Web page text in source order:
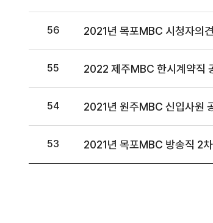
56 2021년 목포MBC 시청자의
55 2022 제주MBC 한시계약직
54 2021년 원주MBC 신입사원
53 2021년 목포MBC 방송직 2